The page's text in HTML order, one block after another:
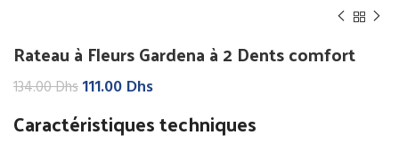
Rateau à Fleurs Gardena à 2 Dents comfort
134.00DhsLe
initial
111.00 DhsLe
actuel
Caractéristiques techniques